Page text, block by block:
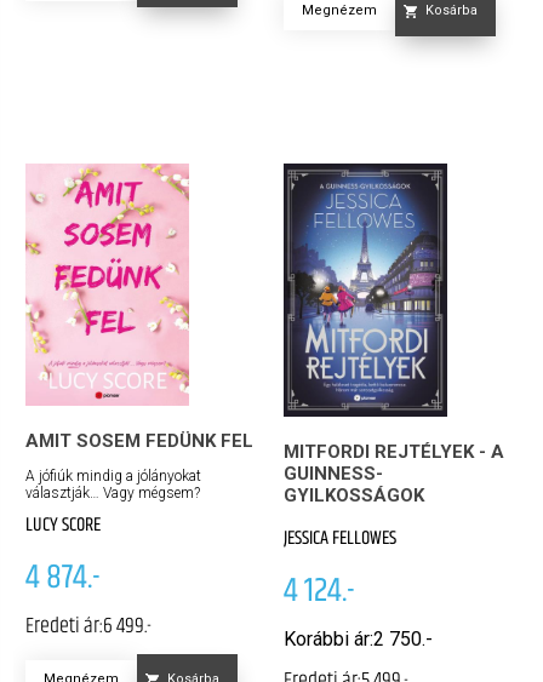
Megnézem Kosárba
AMIT SOSEM FEDÜNK FEL
A jófiúk mindig a jólányokat
választják… Vagy mégsem?
LUCY SCORE
4 874.-
Eredeti ár:6 499.-
Megnézem
MITFORDI REJTÉLYEK - A
GUINNESS-
GYILKOSSÁGOK
JESSICA FELLOWES
4 124.-
Korábbi ár:2 750.-